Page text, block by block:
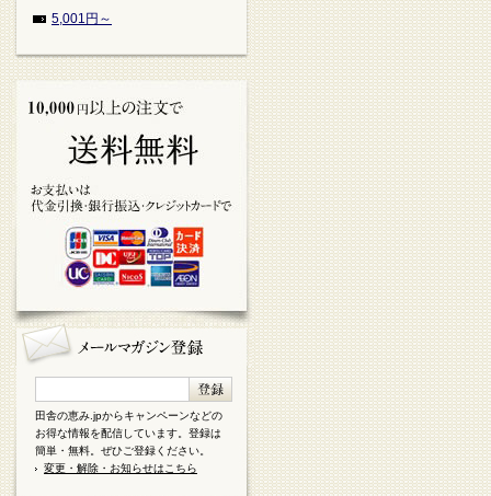
5,001円～
田舎の恵み.jpからキャンペーンなどの
お得な情報を配信しています。登録は
簡単・無料。ぜひご登録ください。
変更・解除・お知らせはこちら